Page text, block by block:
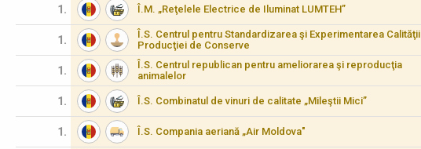
1. Î.M. „Reţelele Electrice de Iluminat LUMTEH”
1.
Î.S. Centrul pentru Standardizarea şi Experimentarea Calităţii
Producţiei de Conserve
1.
Î.S. Centrul republican pentru ameliorarea şi reproducţia
animalelor
1. Î.S. Combinatul de vinuri de calitate „Mileştii Mici”
1. Î.S. Compania aeriană „Air Moldova"